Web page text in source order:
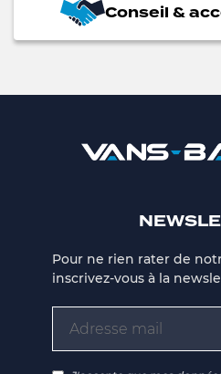
Conseil &
Pour ne rien rater de
inscrivez-vous à la